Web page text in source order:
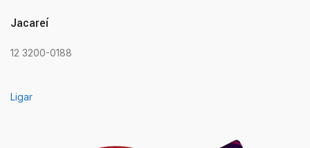
Jacareí
12 3200-0188
Ligar